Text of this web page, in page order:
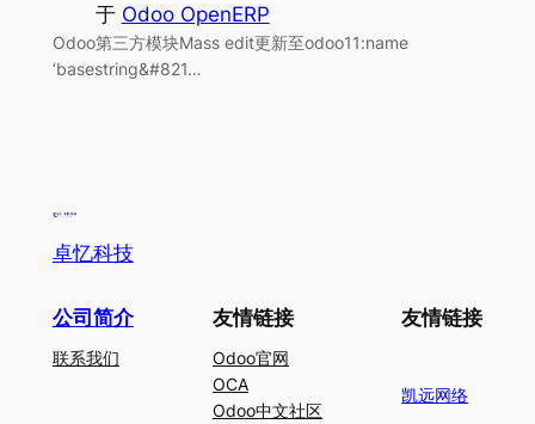
于 Odoo OpenERP
Odoo第三方模块Mass edit更新至odoo11:name
‘basestring&#821…
卓忆科技
公司简介
联系我们
友情链接
Odoo官网
OCA
Odoo中文社区
友情链接
凯远网络